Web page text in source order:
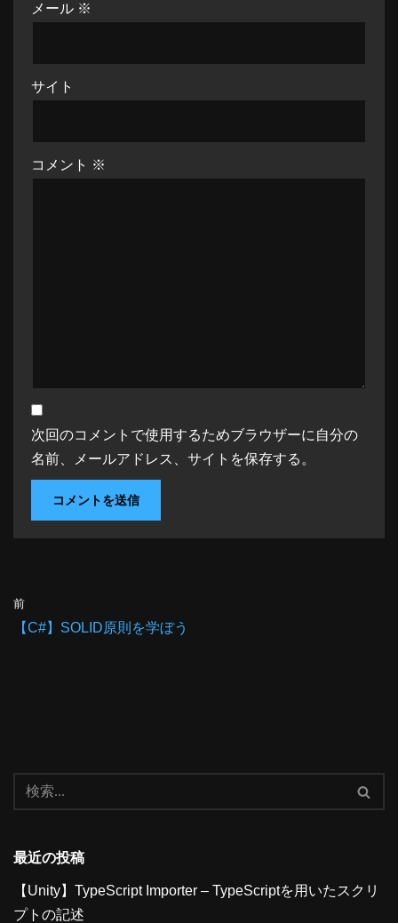
メール ※
サイト
コメント ※
次回のコメントで使用するためブラウザーに自分の
名前、メールアドレス、サイトを保存する。
前
【C#】SOLID原則を学ぼう
最近の投稿
【Unity】TypeScript Importer – TypeScriptを用いたスクリ
プトの記述